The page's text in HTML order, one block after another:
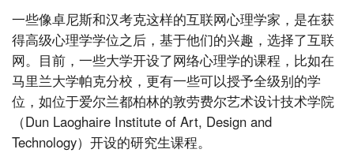
一些像卓尼斯和汉考克这样的互联网心理学家，是在获
得高级心理学学位之后，基于他们的兴趣，选择了互联
网。目前，一些大学开设了网络心理学的课程，比如在
马里兰大学帕克分校，更有一些可以授予全级别的学
位，如位于爱尔兰都柏林的敦劳费尔艺术设计技术学院
（Dun Laoghaire Institute of Art, Design and
Technology）开设的研究生课程。